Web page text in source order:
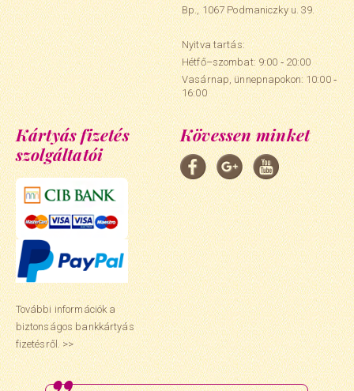
Bp., 1067 Podmaniczky u. 39.
Nyitva tartás:
Hétfő–szombat: 9:00 ‑ 20:00
Vasárnap, ünnepnapokon: 10:00 ‑
16:00
Kártyás fizetés
szolgáltatói
További információk a
biztonságos bankkártyás
fizetésről. >>
Kövessen minket